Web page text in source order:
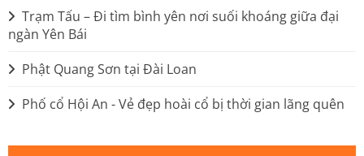
Trạm Tấu – Đi tìm bình yên nơi suối khoáng giữa đại
ngàn Yên Bái
Phật Quang Sơn tại Đài Loan
Phố cổ Hội An - Vẻ đẹp hoài cổ bị thời gian lãng quên